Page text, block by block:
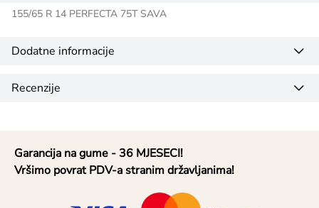
155/65 R 14 PERFECTA 75T SAVA
Dodatne informacije
Recenzije
Garancija na gume - 36 MJESECI!
Vršimo povrat PDV-a stranim državljanima!